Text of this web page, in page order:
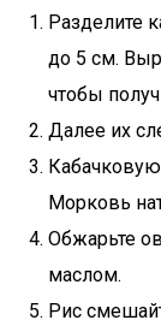
Разделите
до 5 см.
чтобы
Далее их
Морковь
Обжарьте
маслом.
Рис